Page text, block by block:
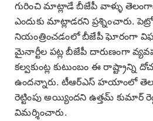
గురించి మాట్లాడే బీజేపీ వాళ్ళు
ఎందుకు మాట్లాడరని ప్రశ్నించారు.
నియంత్రించడంలో బీజేపీ ఘోరంగా
మైనార్టీల పట్ల బీజేపీ దారుణంగా
కల్వకుంట్ల కుటుంబం ఈ రాష్ట్రాన్ని
ఉందన్నారు. టీఆర్ఎస్ హయాంలో
రెట్టింపు అయ్యిందని ఉత్తమ్ కుమార్
విమర్శించారు.